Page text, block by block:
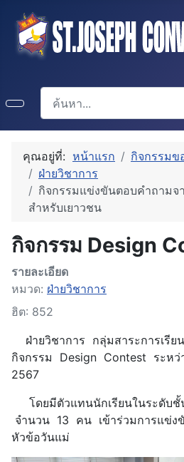
การค้นหา
คุณอยู่ที่: หน้าแรก
กิจกรรมข
ฝ่ายวิชาการ
กิจกรรมแข่งขันตอบคำถามจ
สำหรับเยาวชน
กิจกรรม Design
รายละเอียด
หมวด: ฝ่ายวิชาการ
ฮิต: 852
ฝ่ายวิชาการ กลุ่มสาระการเรีย
กิจกรรม Design Contest ระหว่
2567
โดยมีตัวแทนนักเรียนในระดับชั้
จำนวน 13 คน เข้าร่วมการแข่ง
หัวข้อวันแม่